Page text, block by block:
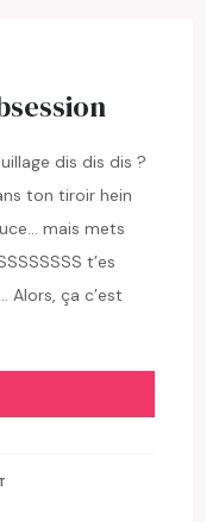
dis dis dis ?
ton tiroir hein
mais mets
t’es
Alors, ça c’est